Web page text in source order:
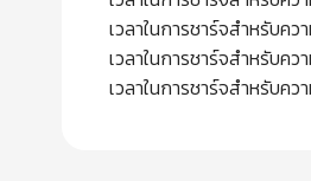
เวลาในการชาร์จสำหรั
เวลาในการชาร์จสำหรั
เวลาในการชาร์จสำหรั